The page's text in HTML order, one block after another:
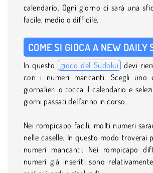
calendario. Ogni giorno ci sarà una
facile, medio o difficile.
COME SI GIOCA A NEW DAILY
In questo gioco del Sudoku devi
con i numeri mancanti. Scegli uno
giornalieri o tocca il calendario e
giorni passati dell'anno in corso.
Nei rompicapo facili, molti numeri
nelle caselle. In questo modo troverai
numeri mancanti. Nei rompicapo
numeri già inseriti sono